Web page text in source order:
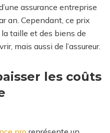
assurance entreprise
an. Cependant, ce prix
taille et des biens de
mais aussi de l’assureur.
les coûts